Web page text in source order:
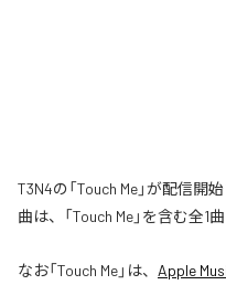
T3N4の「Touch Me」が配信
曲は、「Touch Me」を含む全1
なお「Touch Me」は、 Apple